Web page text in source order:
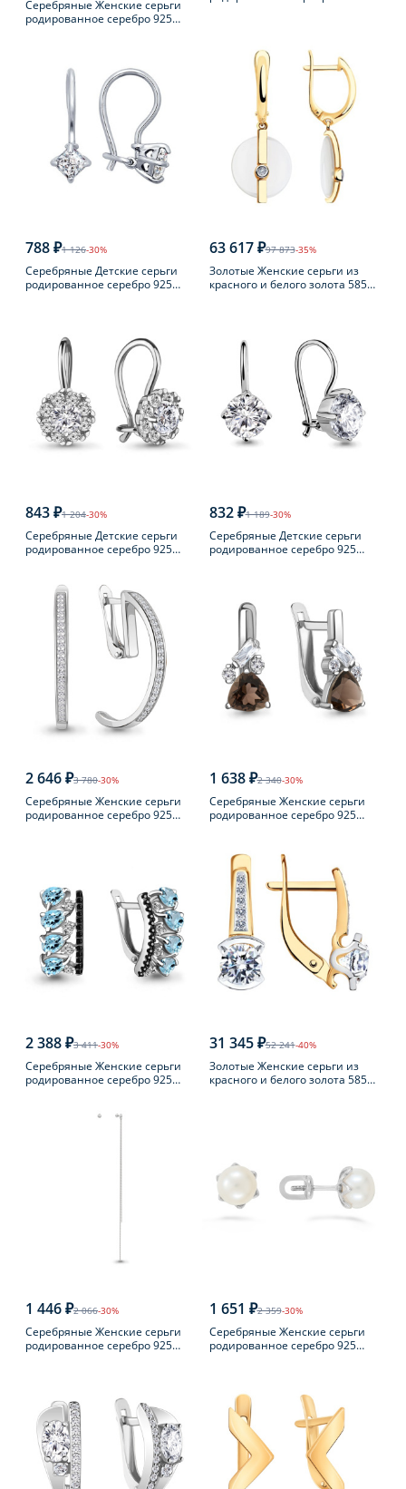
Серебряные Женские серьги
родированное серебро 925
788 ₽1 126-30%
Серебряные Детские серьги
родированное серебро 925
63 617 ₽97 873-35%
Золотые Женские серьги из
красного и белого золота 585
843 ₽1 204-30%
Серебряные Детские серьги
родированное серебро 925
832 ₽1 189-30%
Серебряные Детские серьги
родированное серебро 925
2 646 ₽3 780-30%
Серебряные Женские серьги
родированное серебро 925
1 638 ₽2 340-30%
Серебряные Женские серьги
родированное серебро 925
2 388 ₽3 411-30%
Серебряные Женские серьги
родированное серебро 925
31 345 ₽52 241-40%
Золотые Женские серьги из
красного и белого золота 585
1 446 ₽2 066-30%
Серебряные Женские серьги
родированное серебро 925
1 651 ₽2 359-30%
Серебряные Женские серьги
родированное серебро 925